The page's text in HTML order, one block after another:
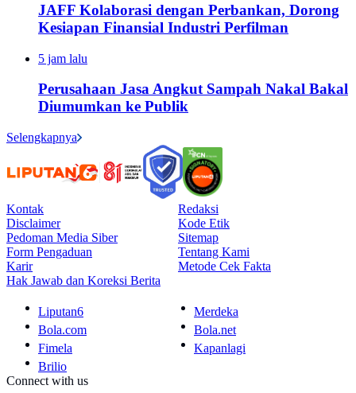
JAFF Kolaborasi dengan Perbankan, Dorong
Kesiapan Finansial Industri Perfilman
5 jam lalu
Perusahaan Jasa Angkut Sampah Nakal Bakal
Diumumkan ke Publik
Selengkapnya
Kontak
Redaksi
Disclaimer
Kode Etik
Pedoman Media Siber
Sitemap
Form Pengaduan
Tentang Kami
Karir
Metode Cek Fakta
Hak Jawab dan Koreksi Berita
Liputan6
Merdeka
Bola.com
Bola.net
Fimela
Kapanlagi
Brilio
Connect with us